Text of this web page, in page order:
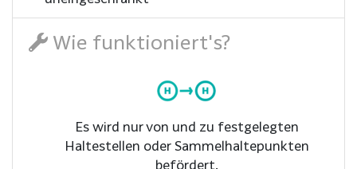
Wie funktioniert's?
Es wird nur von und zu festgelegten
Haltestellen oder Sammelhaltepunkten
befördert.